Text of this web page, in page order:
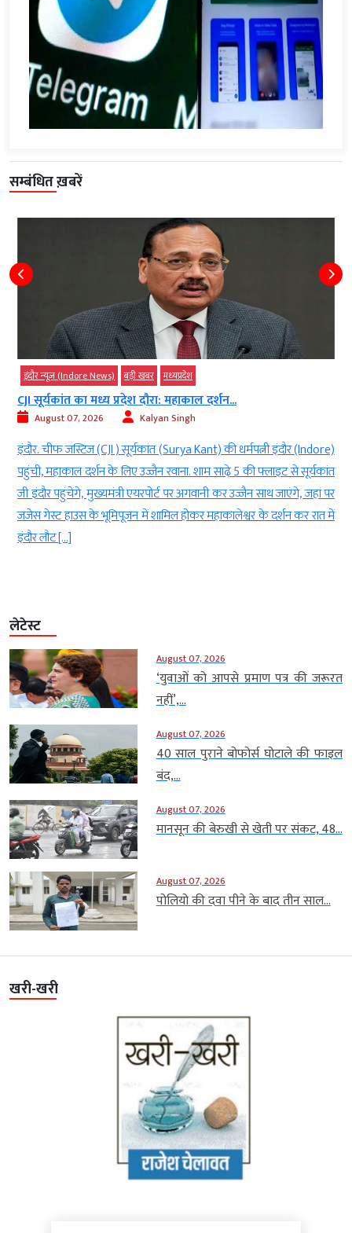
सम्बंधित ख़बरें
बड़ी खबर व्‍यापार
सेना के लिए 2500 लॉजिस्टिक्स ड्रोन खरीदेगी सरकार…...
August 07, 2026 AGNIBAN
नई दिल्ली। चीन (China) और पाकिस्तान (Pakistan) से सटी दुर्गम सीमाओं
(Inaccessible Borders) पर तैनात सैनिकों तक जरूरी सामान पहुंचाने का
तरीका अब पूरी तरह बदलने वाला है। रक्षा मंत्रालय 2,500 से अधिक लॉजिस्टिक्स
ड्रोन (Logistics drone) खरीदने की तैयारी में है। इस पहल के बाद सियाचिन
ग्लेशियर, लद्दाख और अरुणाचल प्रदेश जैसे ऊंचाई वाले […]
लेटेस्ट
August 07, 2026
‘युवाओं को आपसे प्रमाण पत्र की जरूरत
नहीं’,...
August 07, 2026
40 साल पुराने बोफोर्स घोटाले की फाइल
बंद,...
August 07, 2026
मानसून की बेरुखी से खेती पर संकट, 48...
August 07, 2026
पोलियो की दवा पीने के बाद तीन साल...
खरी-खरी